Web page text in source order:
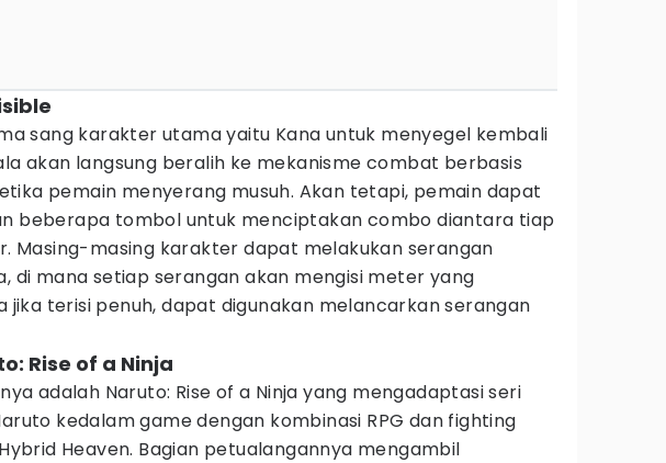
sang karakter utama yaitu Kana untuk menyegel kembali
akan langsung beralih ke mekanisme combat berbasis
pemain menyerang musuh. Akan tetapi, pemain dapat
beberapa tombol untuk menciptakan combo diantara tiap
Masing-masing karakter dapat melakukan serangan
di mana setiap serangan akan mengisi meter yang
jika terisi penuh, dapat digunakan melancarkan serangan
Rise of a Ninja
adalah Naruto: Rise of a Ninja yang mengadaptasi seri
kedalam game dengan kombinasi RPG dan fighting
Heaven. Bagian petualangannya mengambil